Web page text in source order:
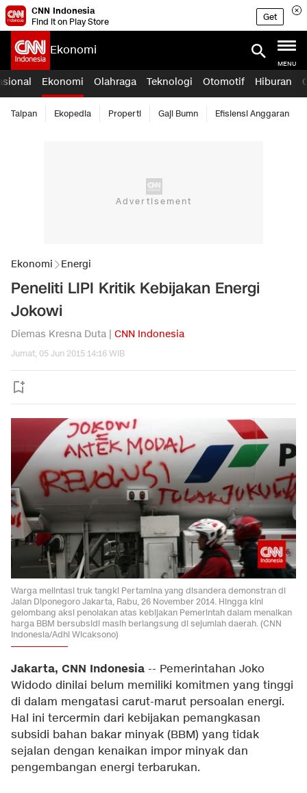
CNN Indonesia
Find it on Play Store
Get
Ekonomi
MENU
Ekonomi Olahraga Teknologi Otomotif Hiburan
Taipan Ekopedia Properti Gaji Bumn Efisiensi Anggaran
Ekonomi Energi
Peneliti LIPI Kritik Kebijakan Energi
Jokowi
Diemas Kresna Duta | CNN Indonesia
Jumat, 05 Jun 2015 14:16 WIB
Warga melintasi truk tangki Pertamina yang disandera demonstran di
Jalan Diponegoro Jakarta, Rabu, 26 November 2014. Hingga kini
gelombang aksi penolakan atas kebijakan Pemerintah dalam menaikan
harga BBM bersubsidi masih berlangsung di sejumlah daerah. (CNN
Indonesia/Adhi Wicaksono)
Jakarta, CNN Indonesia -- Pemerintahan Joko
Widodo dinilai belum memiliki komitmen yang tinggi
di dalam mengatasi carut-marut persoalan energi.
Hal ini tercermin dari kebijakan pemangkasan
subsidi bahan bakar minyak (BBM) yang tidak
sejalan dengan kenaikan impor minyak dan
pengembangan energi terbarukan.